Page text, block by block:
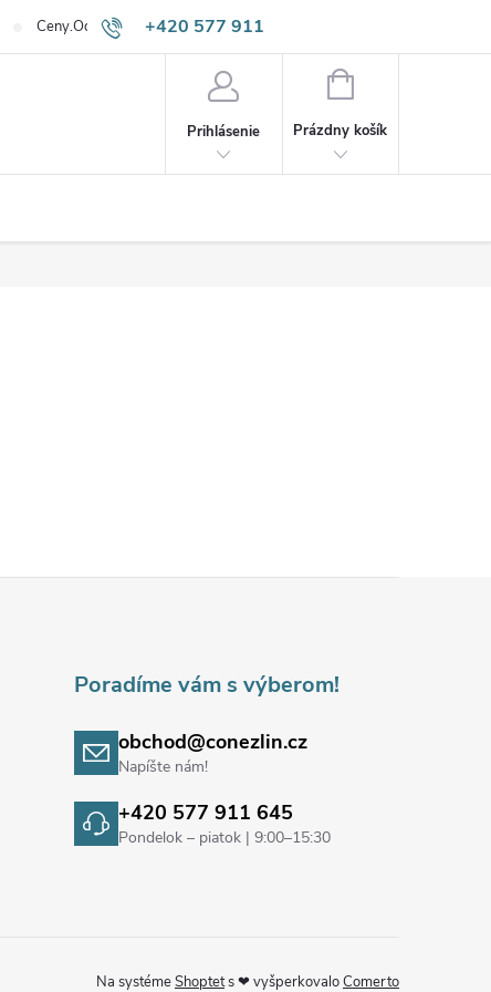
+420 577 911
Ceny.Odpadneš.sk
Prihlásenie
NÁKUPNÝ
Prázdny košík
Poradíme vám s výberom!
obchod@conezlin.cz
Napíšte nám!
+420 577 911 645
Pondelok – piatok | 9:00–15:30
Na systémeShoptets ❤ vyšperkovaloComerto